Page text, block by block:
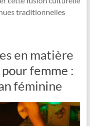
traditionnelles
en matière
femme :
féminine